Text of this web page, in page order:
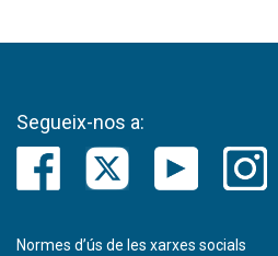
Segueix-nos a:
Normes d’ús de les xarxes socials